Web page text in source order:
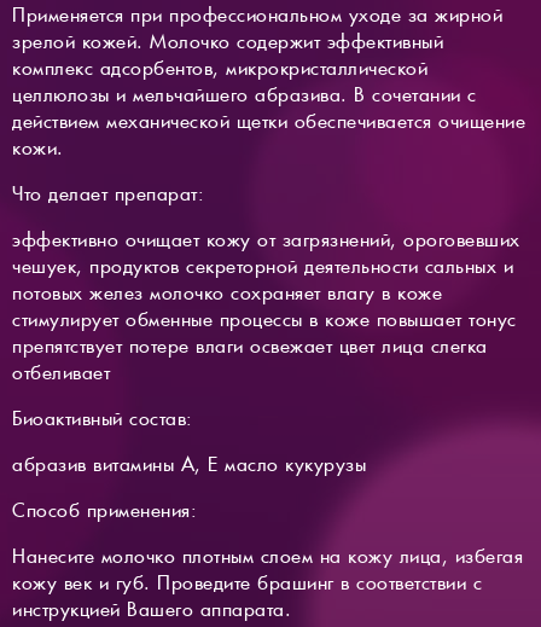
Применяется при профессиональном уходе за жирной
зрелой кожей. Молочко содержит эффективный
комплекс адсорбентов, микрокристаллической
целлюлозы и мельчайшего абразива. В сочетании с
действием механической щетки обеспечивается очищение
кожи.
Что делает препарат:
эффективно очищает кожу от загрязнений, ороговевших
чешуек, продуктов секреторной деятельности сальных и
потовых желез молочко сохраняет влагу в коже
стимулирует обменные процессы в коже повышает тонус
препятствует потере влаги освежает цвет лица слегка
отбеливает
Биоактивный состав:
абразив витамины A, E масло кукурузы
Способ применения:
Нанесите молочко плотным слоем на кожу лица, избегая
кожу век и губ. Проведите брашинг в соответствии с
инструкцией Вашего аппарата.